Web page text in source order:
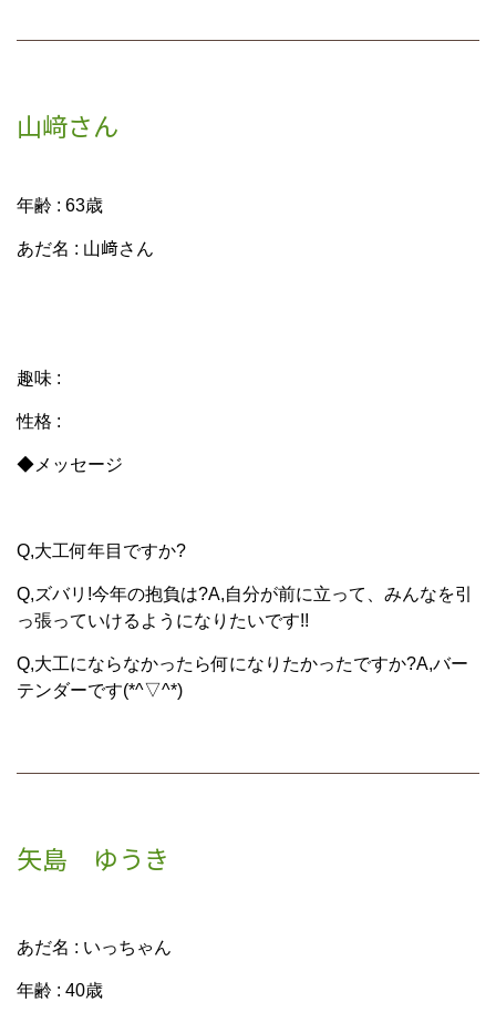
山﨑さん
年齢 : 63歳
あだ名 : 山﨑さん
趣味 :
性格 :
◆メッセージ
Q,大工何年目ですか?
Q,ズバリ!今年の抱負は?A,自分が前に立って、みんなを引
っ張っていけるようになりたいです!!
Q,大工にならなかったら何になりたかったですか?A,バー
テンダーです(*^▽^*)
矢島 ゆうき
あだ名 : いっちゃん
年齢 : 40歳